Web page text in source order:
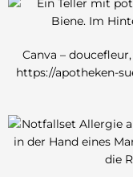
Canva –
https://apotheken-